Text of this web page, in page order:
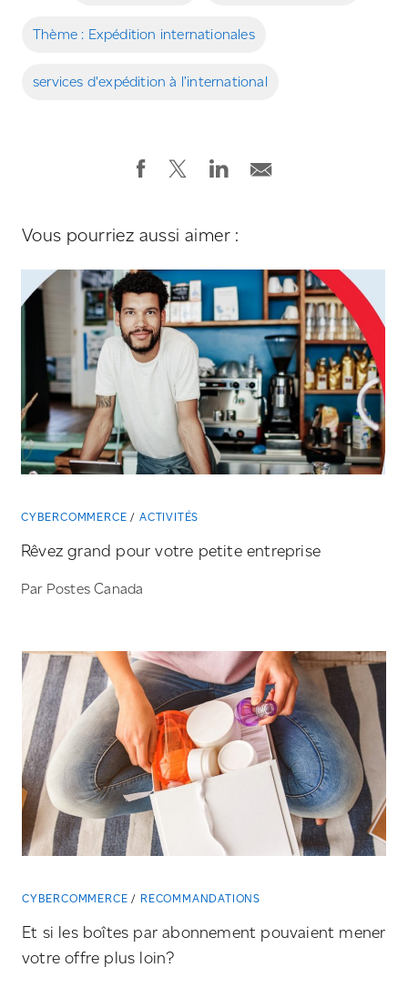
Thème : Expédition internationales
services d'expédition à l’international
Vous pourriez aussi aimer :
CYBERCOMMERCE ACTIVITÉS
Rêvez grand pour votre petite entreprise
Par Postes Canada
CYBERCOMMERCE RECOMMANDATIONS
Et si les boîtes par abonnement pouvaient mener
votre offre plus loin?